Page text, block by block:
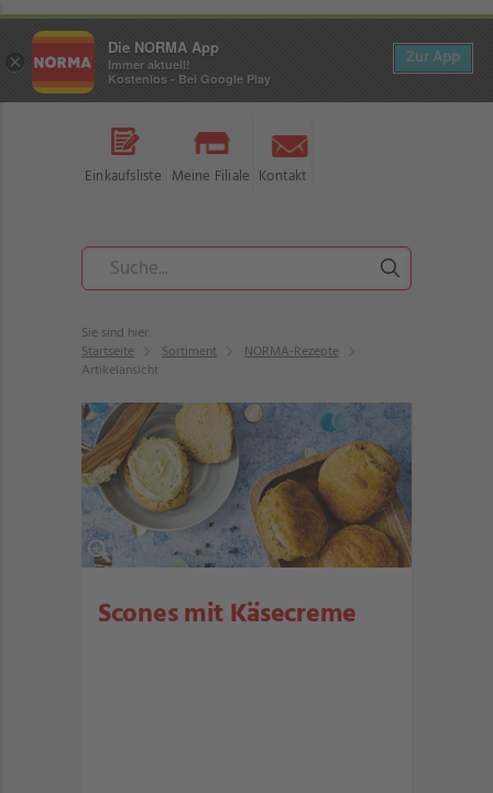
Einkaufsliste Meine Filiale Kontakt
Sie sind hier:
Startseite
Sortiment
NORMA-Rezepte
Artikelansicht
Scones mit Käsecreme
×
Die NORMA App
Immer aktuell!
Kostenlos - Bei Google Play
Zur App